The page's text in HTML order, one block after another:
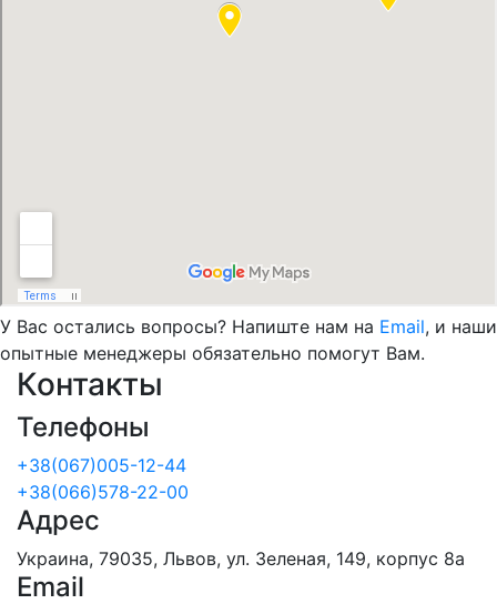
У Вас остались вопросы? Напиште нам на Email, и наши
опытные менеджеры обязательно помогут Вам.
Контакты
Телефоны
+38(067)005-12-44
+38(066)578-22-00
Адрес
Украина, 79035, Львов, ул. Зеленая, 149, корпус 8а
Email